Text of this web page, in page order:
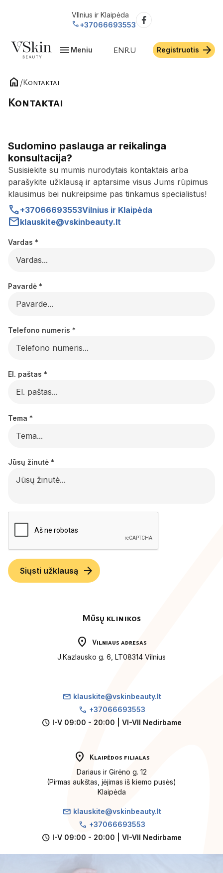
VIlnius ir Klaipėda
call+37066693553
menu Meniu ENRU Registruotis arrow_forward
home /Kontaktai
Kontaktai
Sudomino paslauga ar reikalinga
konsultacija?
Susisiekite su mumis nurodytais kontaktais arba
parašykite užklausą ir aptarsime visus Jums rūpimus
klausimus bei nukreipsime pas tinkamus specialistus!
call+37066693553Vilnius ir Klaipėda
mailklauskite@vskinbeauty.lt
Vardas *
Pavardė *
Telefono numeris *
El. paštas *
Tema *
Jūsų žinutė *
Siųsti užklausą arrow_forward
Mūsų klinikos
location_on Vilniaus adresas
J.Kazlausko g. 6, LT08314 Vilnius
mail klauskite@vskinbeauty.lt
call +37066693553
schedule I-V 09:00 - 20:00 | VI-VII Nedirbame
location_on Klaipėdos filialas
Dariaus ir Girėno g. 12
(Pirmas aukštas, įėjimas iš kiemo pusės)
Klaipėda
mail klauskite@vskinbeauty.lt
call +37066693553
schedule I-V 09:00 - 20:00 | VI-VII Nedirbame